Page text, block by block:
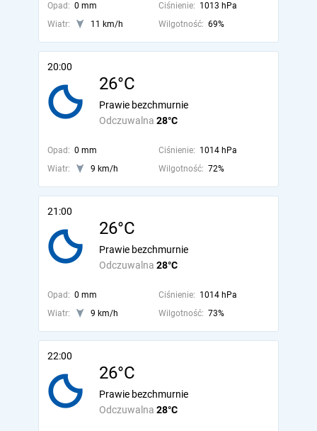
Opad: 0 mm Ciśnienie: 1013 hPa
Wiatr:
11 km/h Wilgotność: 69%
20:00
26°C
Odczuwalna 28°C
Prawie bezchmurnie
Opad: 0 mm Ciśnienie: 1014 hPa
Wiatr:
9 km/h Wilgotność: 72%
21:00
26°C
Odczuwalna 28°C
Prawie bezchmurnie
Opad: 0 mm Ciśnienie: 1014 hPa
Wiatr:
9 km/h Wilgotność: 73%
22:00
26°C
Odczuwalna 28°C
Prawie bezchmurnie